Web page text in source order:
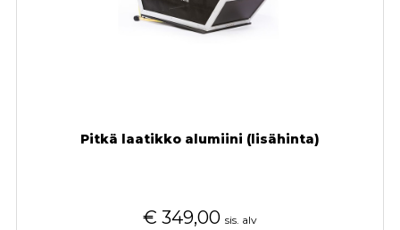
Pitkä laatikko alumiini (lisähinta)
€ 349,00 sis. alv